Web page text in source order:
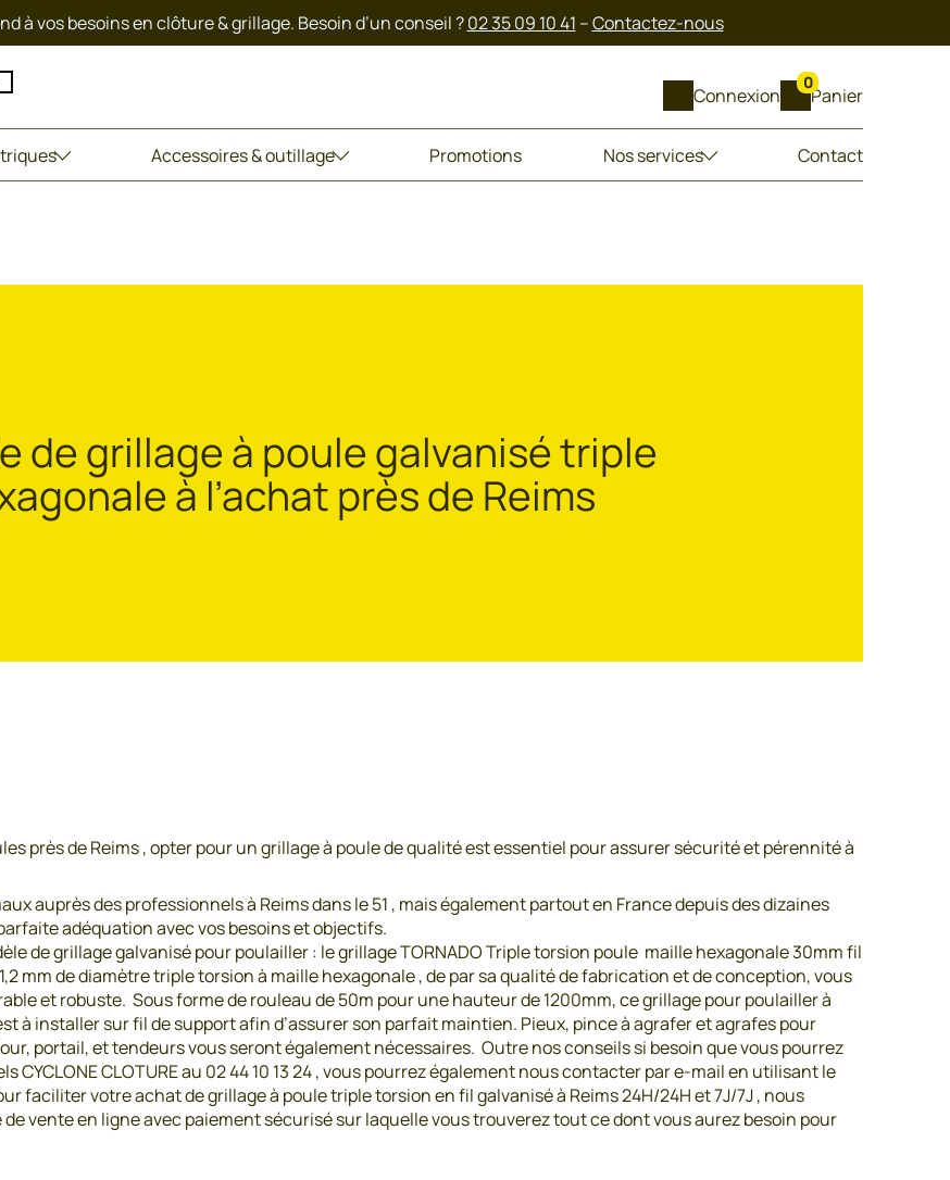
à vos besoins en clôture & grillage. Besoin d’un conseil ?02 35 09 10 41 –Contactez-nous
Connexion Panier
0
Accessoires & outillage Promotions Nos services Contact
de grillage à poule galvanisé triple
à l’achat près de Reims
près de Reims , opter pour un grillage à poule de qualité est essentiel pour assurer sécurité et pérennité à
auprès des professionnels à Reims dans le 51 , mais également partout en France depuis des dizaines
adéquation avec vos besoins et objectifs.
de grillage galvanisé pour poulailler : le grillage TORNADO Triple torsion poule maille hexagonale 30mm fil
mm de diamètre triple torsion à maille hexagonale , de par sa qualité de fabrication et de conception, vous
et robuste. Sous forme de rouleau de 50m pour une hauteur de 1200mm, ce grillage pour poulailler à
à installer sur fil de support afin d’assurer son parfait maintien. Pieux, pince à agrafer et agrafes pour
portail, et tendeurs vous seront également nécessaires. Outre nos conseils si besoin que vous pourrez
CLOTURE au 02 44 10 13 24 , vous pourrez également nous contacter par e-mail en utilisant le
faciliter votre achat de grillage à poule triple torsion en fil galvanisé à Reims 24H/24H et 7J/7J , nous
vente en ligne avec paiement sécurisé sur laquelle vous trouverez tout ce dont vous aurez besoin pour